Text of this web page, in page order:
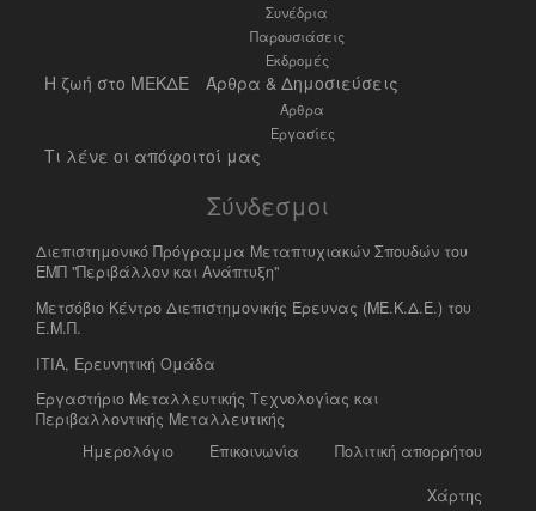
Συνέδρια
Παρουσιάσεις
Εκδρομές
Η ζωή στο ΜΕΚΔΕ Άρθρα & Δημοσιεύσεις
Άρθρα
Εργασίες
Τι λένε οι απόφοιτοί μας
Σύνδεσμοι
Διεπιστημονικό Πρόγραμμα Μεταπτυχιακών Σπουδών του
ΕΜΠ "Περιβάλλον και Ανάπτυξη"
Μετσόβιο Κέντρο Διεπιστημονικής Έρευνας (ΜΕ.Κ.Δ.Ε.) του
Ε.Μ.Π.
ΙΤΙΑ, Ερευνητική Ομάδα
Eργαστήριο Mεταλλευτικής Tεχνολογίας και
Περιβαλλοντικής Μεταλλευτικής
Πολιτική απορρήτου
Επικοινωνία
Ημερολόγιο
Χάρτης